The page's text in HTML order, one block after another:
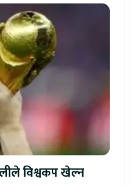
विश्वकप खेल्न